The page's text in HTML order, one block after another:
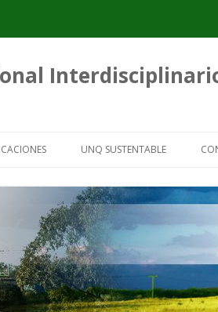
RECUPERADORES
UNQ SUSTENTABLE